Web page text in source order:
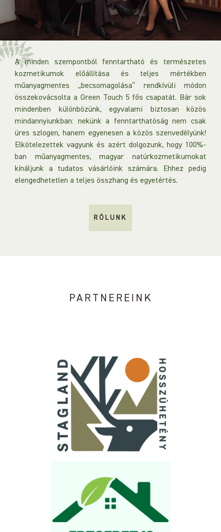
A GREEN TOUCH CSAPATA
A minden szempontból fenntartható és természetes
kozmetikumok előállítása és teljes mértékben
műanyagmentes „becsomagolása” rendkívüli módon
összekovácsolta a Green Touch 5 fős csapatát. Bár sok
mindenben különbözünk, egyvalami biztosan közös
mindannyiunkban: nekünk a fenntarthatóság nem csak
üres szlogen, hanem egyenesen a közös szenvedélyünk!
Elkötelezettek vagyunk és azért dolgozunk, hogy 100%-
ban műanyagmentes, magyar natúrkozmetikumokat
kínáljunk a tudatos vásárlóink számára. Ehhez pedig
elengedhetetlen a teljes összhang és egyetértés.
RÓLUNK
PARTNEREINK